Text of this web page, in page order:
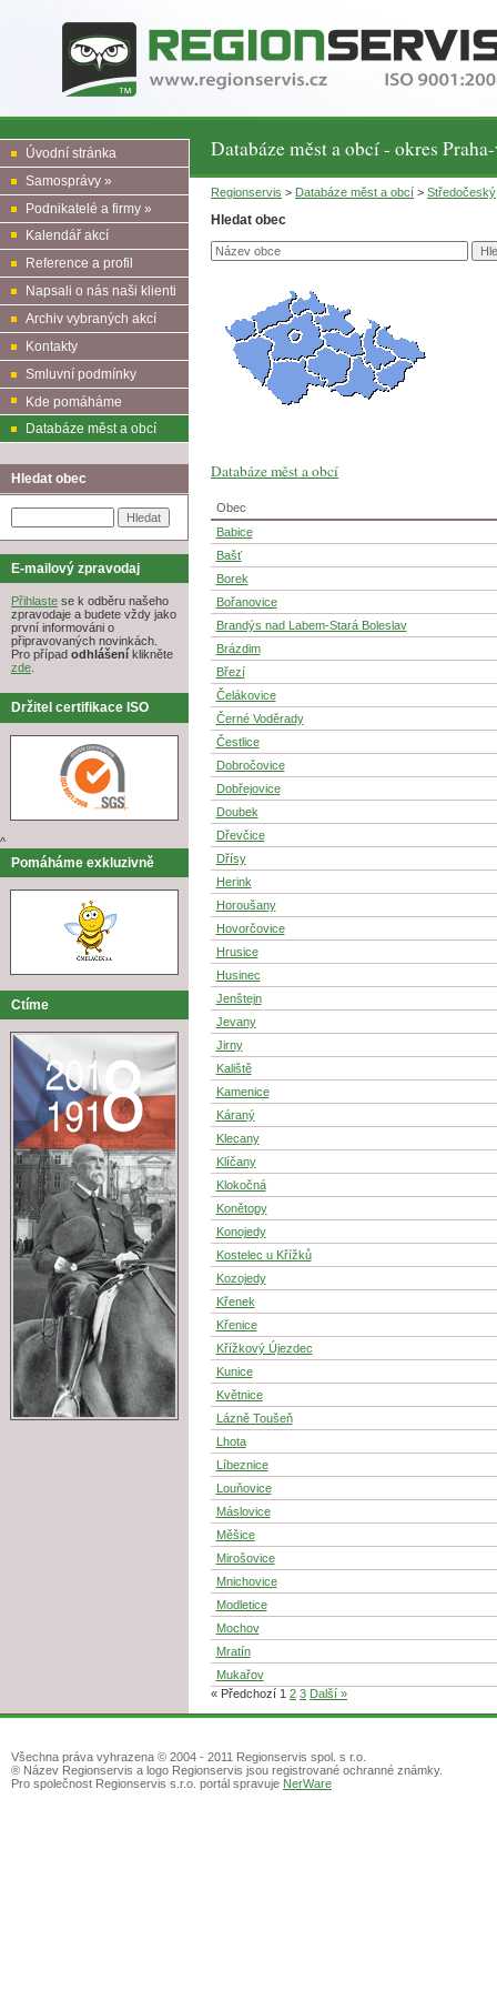
Databáze měst a obcí - okres
Úvodní stránka
Samosprávy »
Podnikatelé a firmy »
Kalendář akcí
Reference a profil
Napsali o nás naši klienti
Archiv vybraných akcí
Kontakty
Smluvní podmínky
Kde pomáháme
Databáze měst a obcí
Hledat obec
E-mailový zpravodaj
Přihlaste se k odběru našeho
zpravodaje a budete vždy jako
první informováni o
připravovaných novinkách.
Pro případ odhlášení klikněte
zde.
Držitel certifikace ISO
^
Pomáháme exkluzivně
Ctíme
Regionservis > Databáze měst a obcí > Středočeský
Hledat obec
Databáze měst a obcí
Obec
Babice
Bašť
Borek
Bořanovice
Brandýs nad Labem-Stará Boleslav
Brázdim
Březí
Čelákovice
Černé Voděrady
Čestlice
Dobročovice
Dobřejovice
Doubek
Dřevčice
Dřísy
Herink
Horoušany
Hovorčovice
Hrusice
Husinec
Jenštejn
Jevany
Jirny
Kaliště
Kamenice
Káraný
Klecany
Klíčany
Klokočná
Konětopy
Konojedy
Kostelec u Křížků
Kozojedy
Křenek
Křenice
Křížkový Újezdec
Kunice
Květnice
Lázně Toušeň
Lhota
Líbeznice
Louňovice
Máslovice
Měšice
Mirošovice
Mnichovice
Modletice
Mochov
Mratín
Mukařov
« Předchozí 1 2 3 Další »
Všechna práva vyhrazena © 2004 - 2011 Regionservis spol. s r.o.
® Název Regionservis a logo Regionservis jsou registrované ochranné známky.
Pro společnost Regionservis s.r.o. portál spravuje NerWare